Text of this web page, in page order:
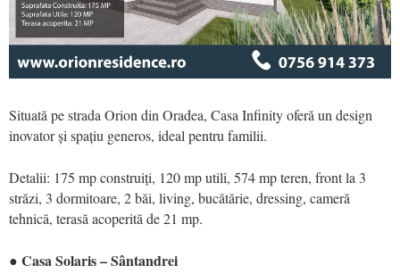
Situată pe strada Orion din Oradea, Casa Infinity oferă un design
inovator și spațiu generos, ideal pentru familii.
Detalii: 175 mp construiți, 120 mp utili, 574 mp teren, front la 3
străzi, 3 dormitoare, 2 băi, living, bucătărie, dressing, cameră
tehnică, terasă acoperită de 21 mp.
● Casa Solaris – Sântandrei